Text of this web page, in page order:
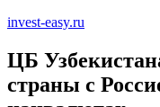
invest-easy.ru
ЦБ
страны с